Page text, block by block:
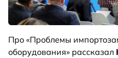
Про «Проблемы
оборудования» рассказал